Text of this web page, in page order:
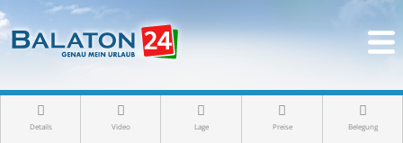
Details Video Lage Preise Belegung